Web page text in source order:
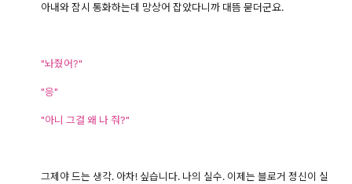
아내와 잠시 통화하는데 망상어 잡았다니까 대뜸 묻더군요.
"놔줬어?"
"응"
"아니 그걸 왜 나 줘?"
그제야 드는 생각. 아차! 싶습니다. 나의 실수. 이제는 블로거 정신이 실